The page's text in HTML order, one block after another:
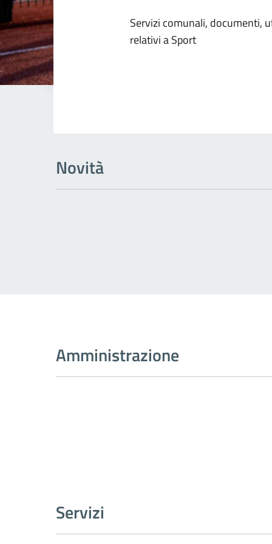
Dettagli
Servizi comunali, documenti,
relativi a Sport
Novità
Amministrazione
Servizi